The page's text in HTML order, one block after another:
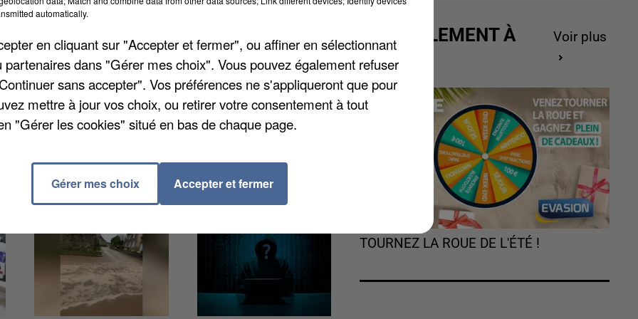
elles le sont encore plus en fonction
actif paie en moyenne 39,23 euros par mois pour
d’actifs d’environ 30 ans avec deux enfants.
ans avec des garanties renforcées, dix euros de
ACTUELLEMENT À
GAGNER
Voir plus
TOURNEZ LA ROUE DE L'ÉTÉ !
automatically.
en cliquant sur "Accepter et fermer", ou affiner en sélectionnant
partenaires dans "Gérer mes choix". Vous pouvez également refuser
sans accepter". Vos préférences ne s'appliqueront que pour
mettre à jour vos choix, ou retirer votre consentement à tout
"Gérer les cookies" situé en bas de chaque page.
Gérer mes choix Accepter et fermer